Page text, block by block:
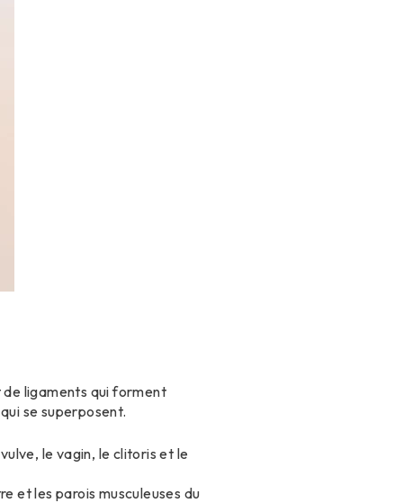
de ligaments qui forment
se superposent.
le vagin, le clitoris et le
et les parois musculeuses du